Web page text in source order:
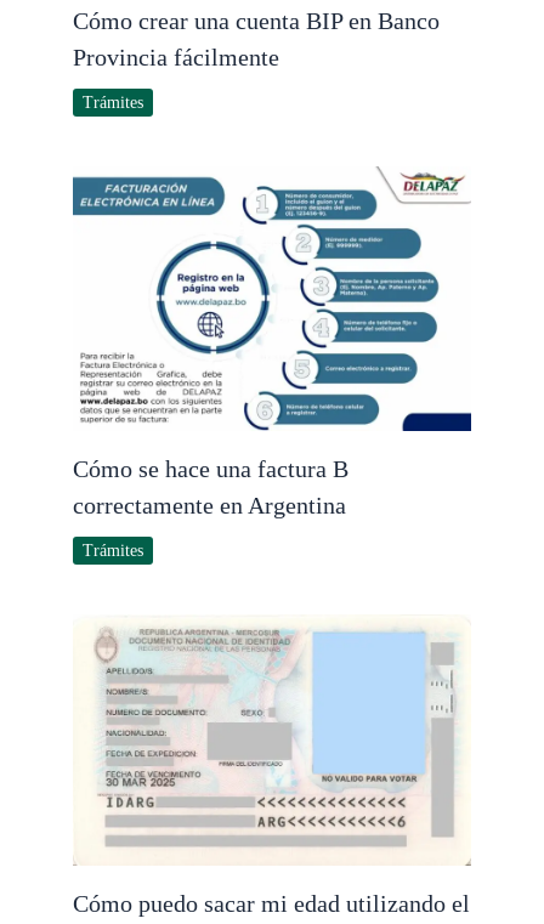
Cómo crear una cuenta BIP en Banco
Provincia fácilmente
Trámites
Cómo se hace una factura B
correctamente en Argentina
Trámites
Cómo puedo sacar mi edad utilizando el